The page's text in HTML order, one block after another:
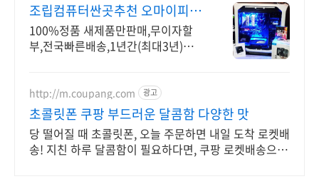
조립컴퓨터싼곳추천 오마이피씨
믿을수 있는 24년차 쇼핑몰
100%정품 새제품만판매,무이자할
부,전국빠른배송,1년간(최대3년)무상
http://m.coupang.com 광고
초콜릿폰 쿠팡 부드러운 달콤함 다양한 맛
당 떨어질 때 초콜릿폰, 오늘 주문하면 내일 도착 로켓배
송! 지친 하루 달콤함이 필요하다면, 쿠팡 로켓배송으로